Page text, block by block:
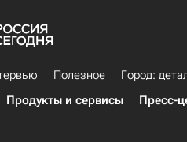
Полезное
Город:
Продукты и сервисы Пресс-